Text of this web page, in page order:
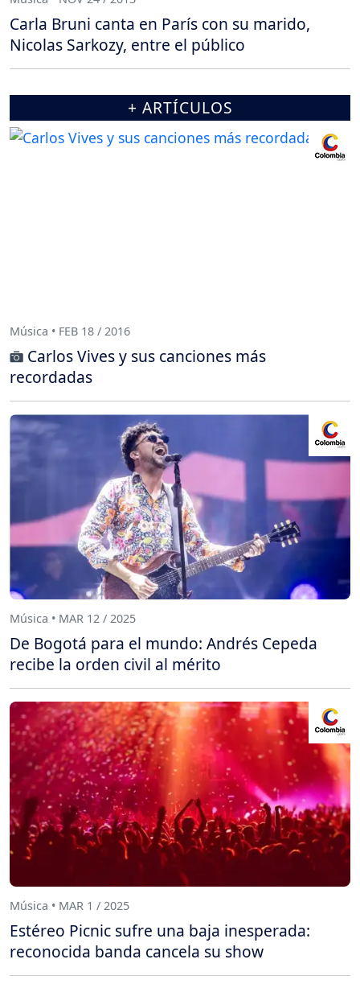
Carla Bruni canta en París con su marido,
Nicolas Sarkozy, entre el público
+ ARTÍCULOS
Música • FEB 18 / 2016
Carlos Vives y sus canciones más
recordadas
Música • MAR 12 / 2025
De Bogotá para el mundo: Andrés Cepeda
recibe la orden civil al mérito
Música • MAR 1 / 2025
Estéreo Picnic sufre una baja inesperada:
reconocida banda cancela su show